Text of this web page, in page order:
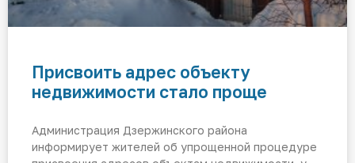
Присвоить адрес объекту
недвижимости стало проще
Администрация Дзержинского района
информирует жителей об упрощенной процедуре